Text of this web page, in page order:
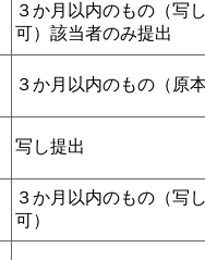
３か月以内のもの（写
可）該当者のみ提出
３か月以内のもの（原
写し提出
３か月以内のもの（写
可）